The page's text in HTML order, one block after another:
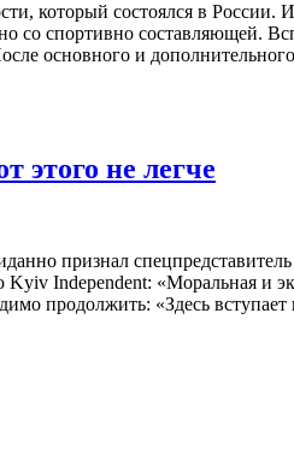
который состоялся в России.
со спортивно составляющей.
основного и
этого не легче
признал
Independent: «Моральная и
продолжить: «Здесь вступает